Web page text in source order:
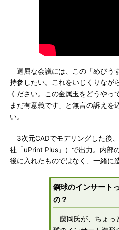
退屈な会議には、この「めびう
持参したい。これをいじくりなが
ください。この金属玉をどうやっ
まだ有意義です」と無言の訴えを
い。
3次元CADでモデリングした後
社「uPrint Plus」）で出力。内部
後に入れたものではなく、一緒に
鋼球のインサート
の？
藤岡氏が、ちょっ